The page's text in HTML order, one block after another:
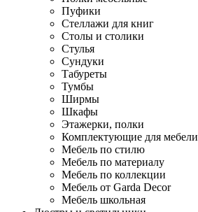
Пуфики
Стеллажи для книг
Столы и столики
Стулья
Сундуки
Табуреты
Тумбы
Ширмы
Шкафы
Этажерки, полки
Комплектующие для мебели
Мебель по стилю
Мебель по материалу
Мебель по коллекции
Мебель от Garda Decor
Мебель школьная